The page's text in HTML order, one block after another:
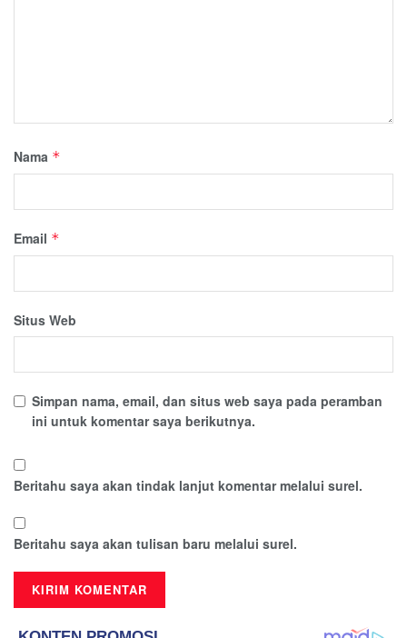
Nama *
Email *
Situs Web
Simpan nama, email, dan situs web saya pada peramban
ini untuk komentar saya berikutnya.
Beritahu saya akan tindak lanjut komentar melalui surel.
Beritahu saya akan tulisan baru melalui surel.